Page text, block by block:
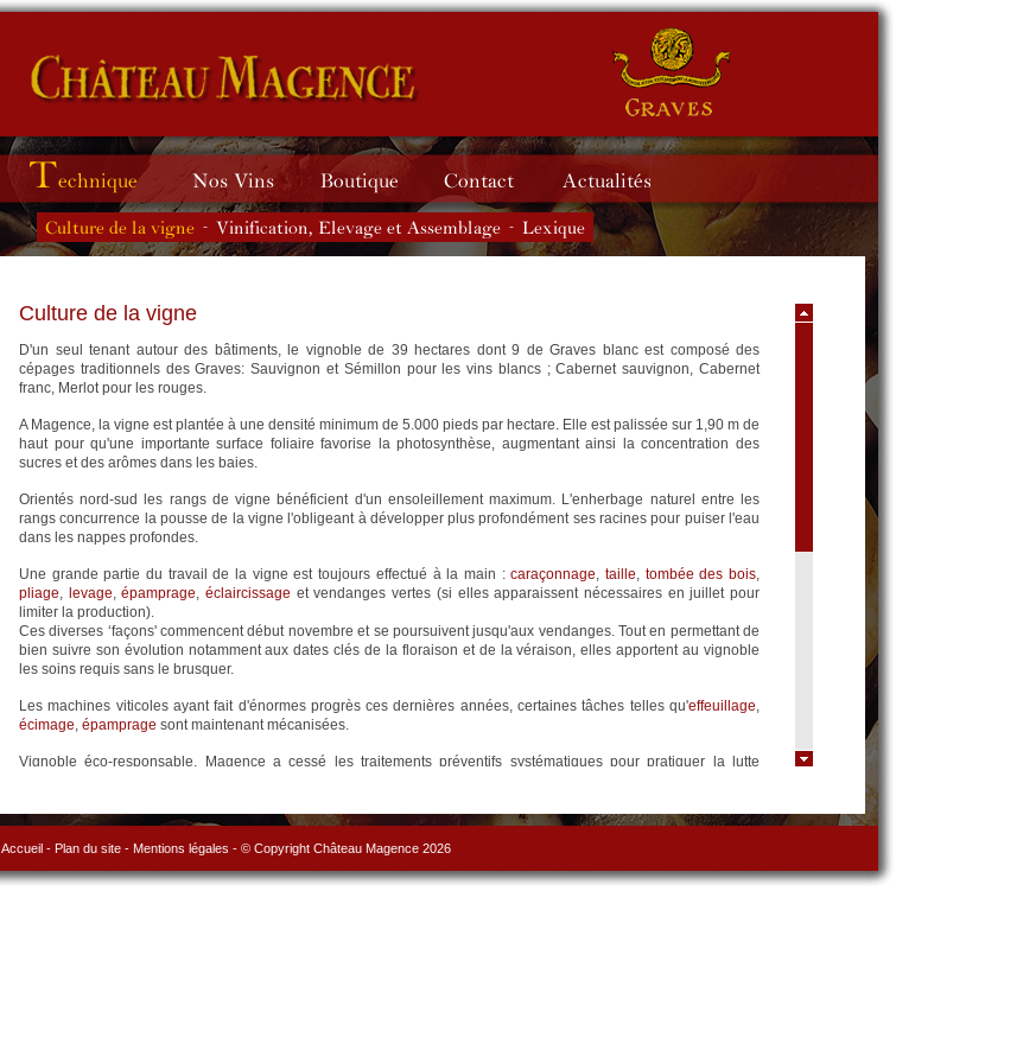
- -
Culture de la vigne
D'un seul tenant autour des bâtiments, le vignoble de 39 hectares dont 9 de Graves blanc est composé des
cépages traditionnels des Graves: Sauvignon et Sémillon pour les vins blancs ; Cabernet sauvignon, Cabernet
franc, Merlot pour les rouges.
A Magence, la vigne est plantée à une densité minimum de 5.000 pieds par hectare. Elle est palissée sur 1,90 m de
haut pour qu'une importante surface foliaire favorise la photosynthèse, augmentant ainsi la concentration des
sucres et des arômes dans les baies.
Orientés nord-sud les rangs de vigne bénéficient d'un ensoleillement maximum. L'enherbage naturel entre les
rangs concurrence la pousse de la vigne l'obligeant à développer plus profondément ses racines pour puiser l'eau
dans les nappes profondes.
Une grande partie du travail de la vigne est toujours effectué à la main :caraçonnage, taille, tombée des bois,
pliage, levage,épamprage,éclaircissage et vendanges vertes (si elles apparaissent nécessaires en juillet pour
limiter la production).
Ces diverses ‘façons' commencent début novembre et se poursuivent jusqu'aux vendanges. Tout en permettant de
bien suivre son évolution notamment aux dates clés de la floraison et de la véraison, elles apportent au vignoble
les soins requis sans le brusquer.
Les machines viticoles ayant fait d'énormes progrès ces dernières années, certaines tâches telles qu'effeuillage,
écimage, épamprage sont maintenant mécanisées.
Vignoble éco-responsable, Magence a cessé les traitements préventifs systématiques pour pratiquer la lutte
point de se déclarer.
En outre, depuis mai 2011, nous testons sur 4 ha une nouvelle technologie s'appuyant sur des fréquences sonores
spécifiques pour stimuler les protéines de défense de la vigne et affaiblir celles des champignons responsables
Accueil- Plan du site- Mentions légales - © Copyright Château Magence 2026